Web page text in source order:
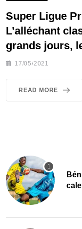
Super Ligue
L’alléchant
grands jours,
17/05/2021
READ MORE